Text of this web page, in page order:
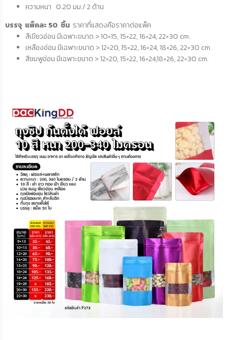
ความหนา 0.20 มม./ 2 ด้าน
บรรจุ แพ็คละ 50 ชิ้น ราคาที่แสดงคือราคาต่อแพ็ค
สีเขียวอ่อน มีเฉพาะขนาด > 10×15, 15×22, 16×24, 22×30 cm.
เหลืองอ่อน มีเฉพาะขนาด > 12×20, 15×22, 16×24, 18×26, 22×30 cm.
สีชมพูอ่อน มีเฉพาะขนาด > 12×20, 15×22, 16×24,18×26, 22×30 cm.